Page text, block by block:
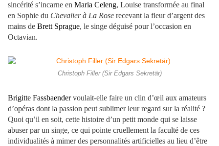
sincérité s’incarne en Maria Celeng, Louise transformée au final
en Sophie du Chevalier à La Rose recevant la fleur d’argent des
mains de Brett Sprague, le singe déguisé pour l’occasion en
Octavian.
Christoph Filler (Sir Edgars Sekretär)
Brigitte Fassbaendervoulait-elle faire un clin d’œil aux amateurs
d’opéras dont la passion peut sublimer leur regard sur la réalité ?
Quoi qu’il en soit, cette histoire d’un petit monde qui se laisse
abuser par un singe, ce qui pointe cruellement la faculté de ces
individualités à mimer des personnalités artificielles au lieu d’être